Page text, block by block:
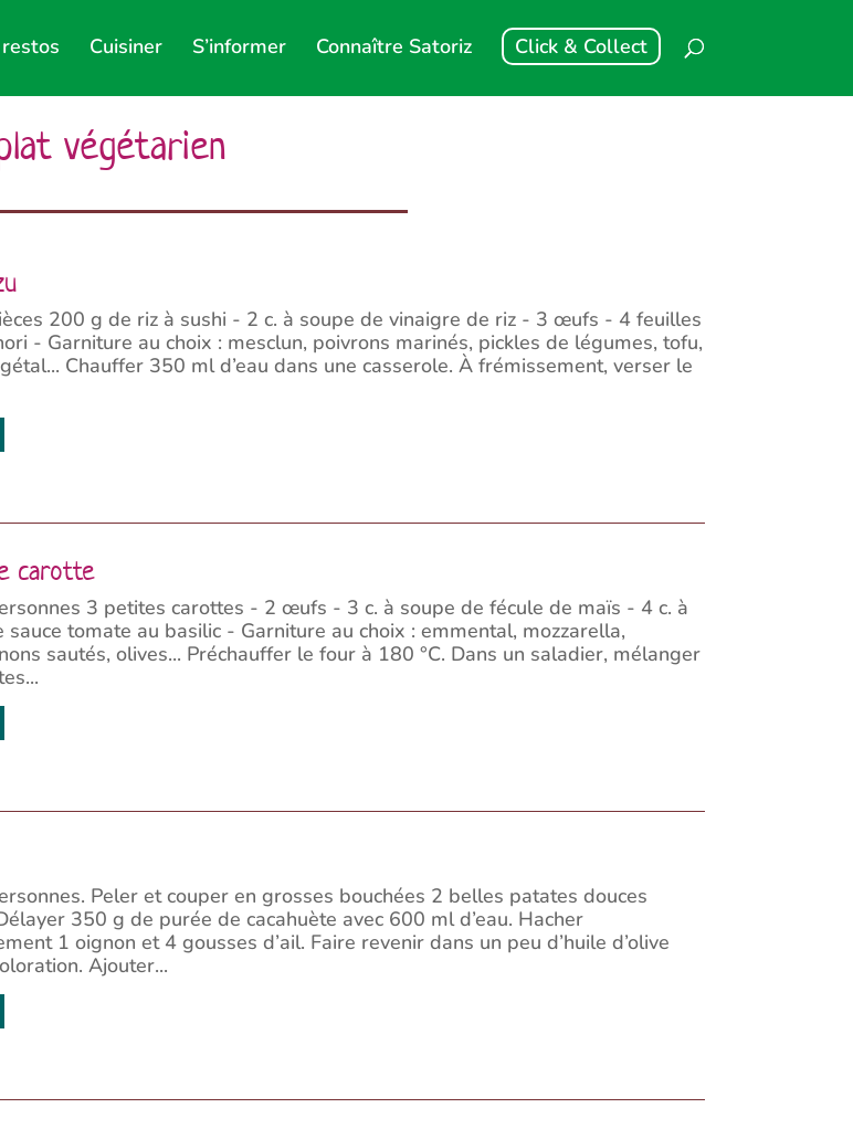
Cuisiner S’informer Connaître Satoriz Click & Collect
végétarien
200 g de riz à sushi - 2 c. à soupe de vinaigre de riz - 3 œufs - 4 feuilles
- Garniture au choix : mesclun, poivrons marinés, pickles de légumes, tofu,
Chauffer 350 ml d’eau dans une casserole. À frémissement, verser le
carotte
3 petites carottes - 2 œufs - 3 c. à soupe de fécule de maïs - 4 c. à
sauce tomate au basilic - Garniture au choix : emmental, mozzarella,
sautés, olives... Préchauffer le four à 180 °C. Dans un saladier, mélanger
Peler et couper en grosses bouchées 2 belles patates douces
350 g de purée de cacahuète avec 600 ml d’eau. Hacher
1 oignon et 4 gousses d’ail. Faire revenir dans un peu d’huile d’olive
Ajouter...